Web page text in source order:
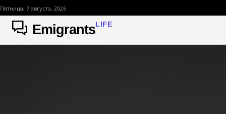
Пятница, 7 августа, 2026
EmigrantsLIFE